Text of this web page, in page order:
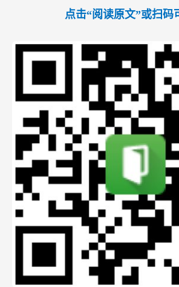
点击“阅读原文”或扫码